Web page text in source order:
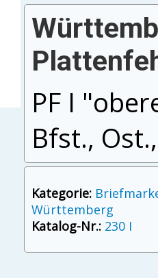
PF I
Bfst.,
Kategorie:
Württemberg
Katalog-Nr.: 230 I